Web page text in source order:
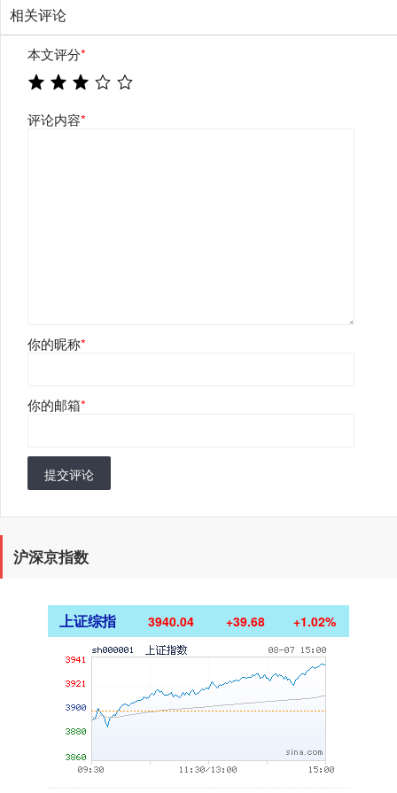
相关评论
本文评分*
评论内容*
你的昵称*
你的邮箱*
提交评论
沪深京指数
上证综指 3940.04 +39.68 +1.02%